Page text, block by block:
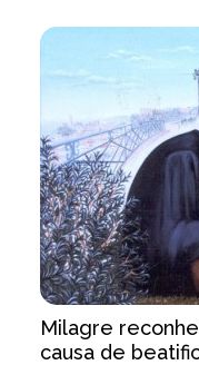
Milagre
causa de